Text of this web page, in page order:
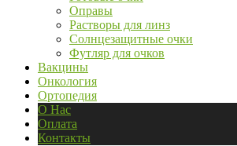
Оправы
Растворы для линз
Солнцезащитные очки
Футляр для очков
Вакцины
Онкология
Ортопедия
О Нас
Оплата
Контакты